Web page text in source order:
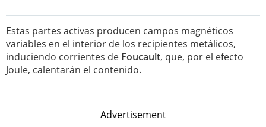
Estas partes activas producen campos magnéticos
variables en el interior de los recipientes metálicos,
induciendo corrientes de Foucault, que, por el efecto
Joule, calentarán el contenido.
Advertisement